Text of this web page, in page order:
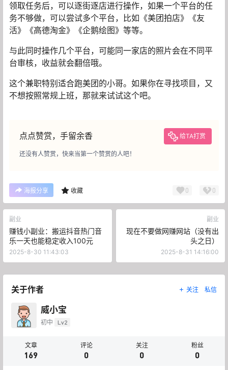
领取任务后，可以逐街逐店进行操作，如果一个平台的任
务不够做，可以尝试多个平台，比如《美团拍店》《友
活》《高德淘金》《企鹅绘图》等等。
与此同时操作几个平台，可能同一家店的照片会在不同平
台审核，收益就会翻倍哦。
这个兼职特别适合跑美团的小哥。如果你在寻找项目，又
不想按照常规上班，那就来试试这个吧。
点点赞赏，手留余香 给TA打赏
还没有人赞赏，快来当第一个赞赏的人吧！
海报分享 收藏 0 0
副业
赚钱小副业：搬运抖音热门音
乐一天也能稳定收入100元
2025-8-30 11:43:03
副业
现在不要做网赚网站（没有出
头之日）
2025-8-31 14:16:00
关于作者 关注 私信
威小宝
初中 Lv2
文章
169
评论
0
关注
0
粉丝
0